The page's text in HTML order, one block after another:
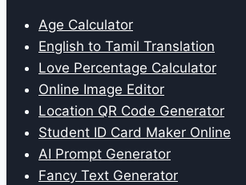
Age Calculator
English to Tamil Translation
Love Percentage Calculator
Online Image Editor
Location QR Code Generator
Student ID Card Maker Online
AI Prompt Generator
Fancy Text Generator